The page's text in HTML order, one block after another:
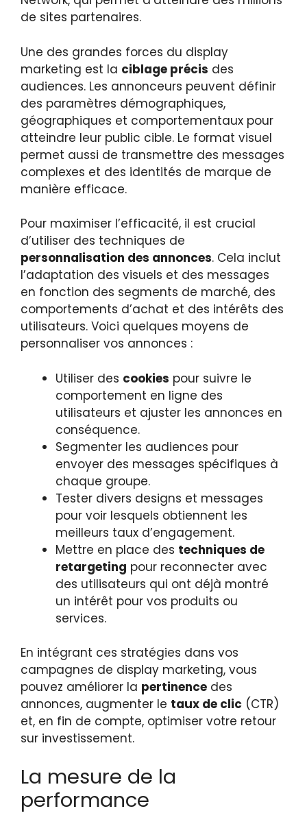
de sites partenaires.
Une des grandes forces du display
marketing est la ciblage précis des
audiences. Les annonceurs peuvent définir
des paramètres démographiques,
géographiques et comportementaux pour
atteindre leur public cible. Le format visuel
permet aussi de transmettre des messages
complexes et des identités de marque de
manière efficace.
Pour maximiser l’efficacité, il est crucial
d’utiliser des techniques de
personnalisation des annonces. Cela inclut
l’adaptation des visuels et des messages
en fonction des segments de marché, des
comportements d’achat et des intérêts des
utilisateurs. Voici quelques moyens de
personnaliser vos annonces :
Utiliser des cookies pour suivre le
comportement en ligne des
utilisateurs et ajuster les annonces en
conséquence.
Segmenter les audiences pour
envoyer des messages spécifiques à
chaque groupe.
Tester divers designs et messages
pour voir lesquels obtiennent les
meilleurs taux d’engagement.
Mettre en place des techniques de
retargeting pour reconnecter avec
des utilisateurs qui ont déjà montré
un intérêt pour vos produits ou
services.
En intégrant ces stratégies dans vos
campagnes de display marketing, vous
pouvez améliorer la pertinence des
annonces, augmenter le taux de clic (CTR)
et, en fin de compte, optimiser votre retour
sur investissement.
La mesure de la
performance